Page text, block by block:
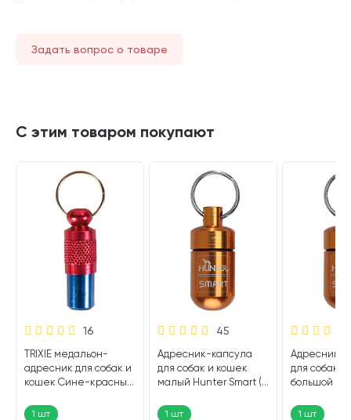
Задать вопрос о товаре
С этим товаром покупают
16
TRIXIE медальон-
адресник для собак и
кошек Сине-красный
1 шт
45
Адресник-капсула
для собак и кошек
малый Hunter Smart (1
1 шт
Адресник-
для собак
большой
1 шт